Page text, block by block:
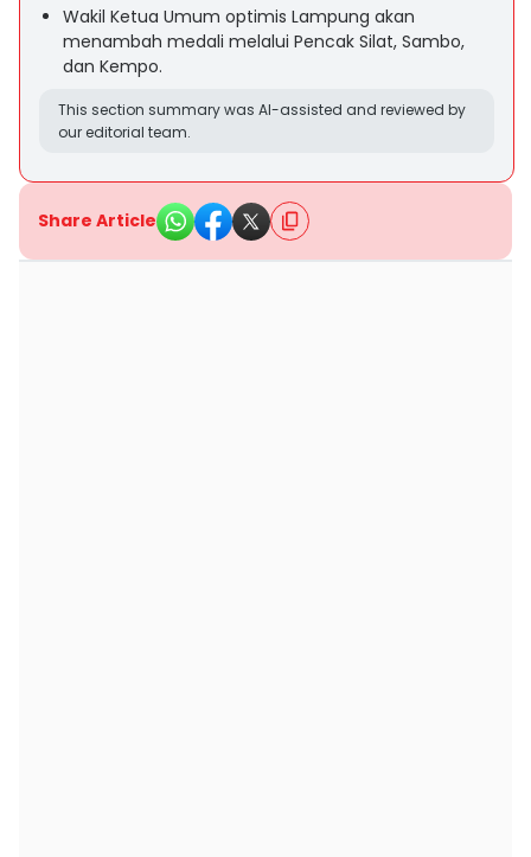
Wakil Ketua Umum optimis Lampung akan
menambah medali melalui Pencak Silat, Sambo,
dan Kempo.
This section summary was AI-assisted and reviewed by
our editorial team.
Share Article